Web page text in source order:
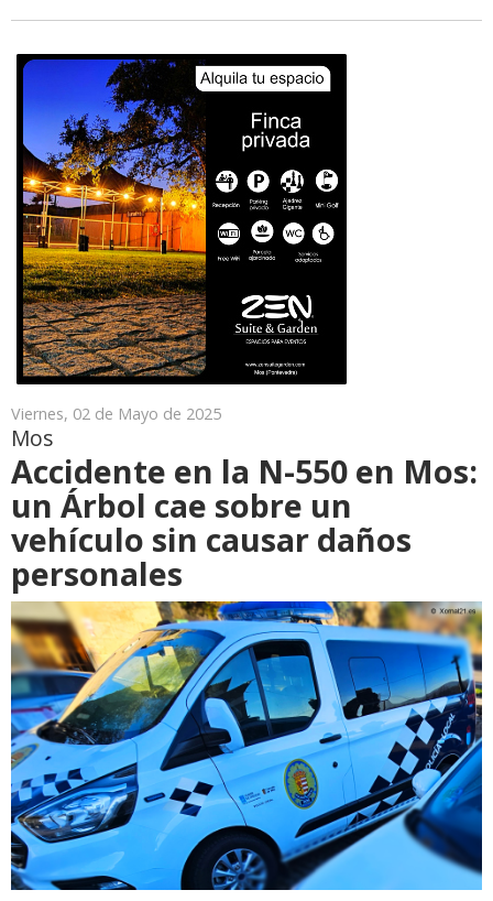
Viernes, 02 de Mayo de 2025
Mos
Accidente en la N-550 en Mos:
un Árbol cae sobre un
vehículo sin causar daños
personales